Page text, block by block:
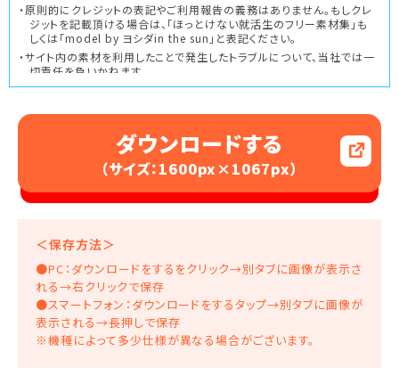
・原則的にクレジットの表記やご利用報告の義務はありません。もしクレ
ジットを記載頂ける場合は、「ほっとけない就活生のフリー素材集」も
しくは「model by ヨシダin the sun」と表記ください。
・サイト内の素材を利用したことで発生したトラブルについて、当社では一
切責任を負いかねます。
・下記の利用方法は固く禁じます。
1.モデルのイメージを著しく損なうような利用
2.アダルト／出会い系サービス／法律に触れる行為など、公序良俗に
反するサイト・目的での利用
3.画像の再配布・販売
5.その他運営が不適切と判断した利用
ダウンロードする
（サイズ：1600px×1067px）
＜保存方法＞
●PC：ダウンロードをするをクリック→別タブに画像が表示さ
れる→右クリックで保存
●スマートフォン：ダウンロードをするタップ→別タブに画像が
表示される→長押しで保存
※機種によって多少仕様が異なる場合がございます。